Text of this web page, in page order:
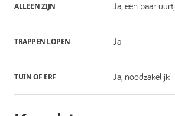
ALLEEN ZIJN Ja, een paar
TRAPPEN LOPEN Ja
TUIN OF ERF Ja, noodzakelijk